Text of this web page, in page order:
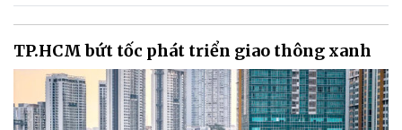
TP.HCM bứt tốc phát triển giao thông xanh